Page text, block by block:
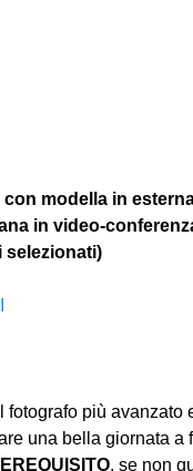
modella in
in video-
selezionati)
fotografo più avanzato
una bella giornata a
, se non